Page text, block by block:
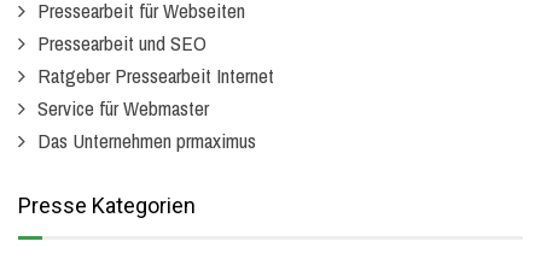
Pressearbeit für Webseiten
Pressearbeit und SEO
Ratgeber Pressearbeit Internet
Service für Webmaster
Das Unternehmen prmaximus
Presse Kategorien